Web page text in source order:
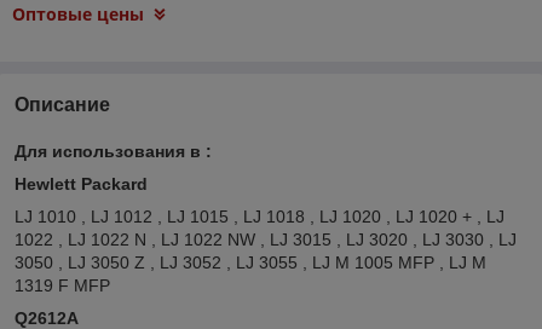
Оптовые цены
Описание
Для использования в :
Hewlett Packard
LJ 1010 , LJ 1012 , LJ 1015 , LJ 1018 , LJ 1020 , LJ 1020 + , LJ
1022 , LJ 1022 N , LJ 1022 NW , LJ 3015 , LJ 3020 , LJ 3030 , LJ
3050 , LJ 3050 Z , LJ 3052 , LJ 3055 , LJ M 1005 MFP , LJ M
1319 F MFP
Q2612A